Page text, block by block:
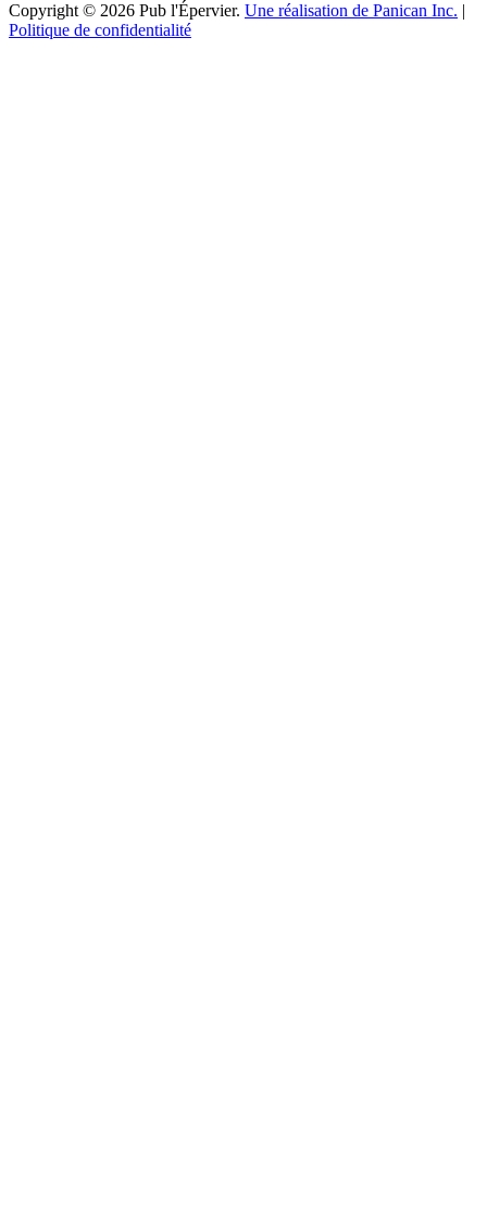
Copyright © 2026 Pub l'Épervier. Une réalisation de Panican Inc. |
Politique de confidentialité